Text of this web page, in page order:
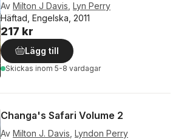
Av Milton J Davis Lyn Perry
Häftad, Engelska, 2011
217 kr
Lägg till
Skickas inom 5-8 vardagar
Changa's Safari Volume 2
Av Milton J. Davis Lyndon Perry